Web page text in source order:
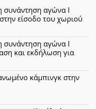
αγώνα Ι
είσοδο του χωριού
αγώνα Ι
και εκδήλωση για
κάμπινγκ στην